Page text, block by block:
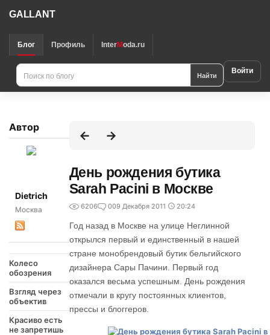
GALLANT
Блог Профиль InterModa.ru
Найти Войти
Автор
Dietrich
Москва
Колесо
обозрения
Взгляд через
объектив
Красиво есть
не запретишь
День рождения бутика
Sarah Pacini в Москве
6206 009 Декабря 2011 20:24
Год назад в Москве на улице Неглинной
открылся первый и единственный в нашей
стране монобрендовый бутик бельгийского
дизайнера Сары Пачини. Первый год
оказался весьма успешным. День рождения
отмечали в кругу постоянных клиентов,
прессы и блоггеров.